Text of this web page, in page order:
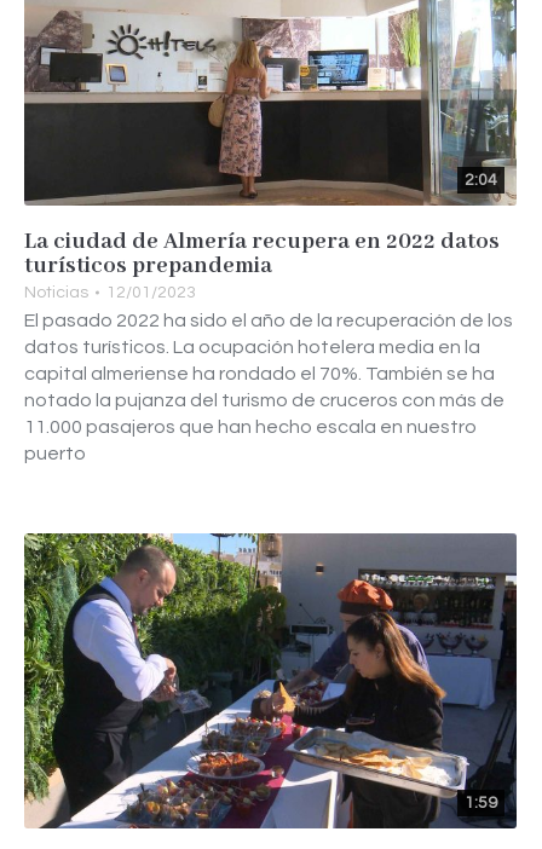
2:04
La ciudad de Almería recupera en 2022 datos
turísticos prepandemia
Noticias 12/01/2023
El pasado 2022 ha sido el año de la recuperación de los
datos turísticos. La ocupación hotelera media en la
capital almeriense ha rondado el 70%. También se ha
notado la pujanza del turismo de cruceros con más de
11.000 pasajeros que han hecho escala en nuestro
puerto
1:59